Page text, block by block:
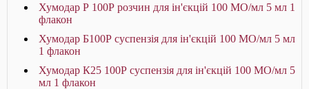
Хумодар Р 100Р розчин для ін'єкцій 100 МО/мл 5 мл 1
флакон
Хумодар Б100Р суспензія для ін'єкцій 100 МО/мл 5 мл
1 флакон
Хумодар К25 100Р суспензія для ін'єкцій 100 МО/мл 5
мл 1 флакон